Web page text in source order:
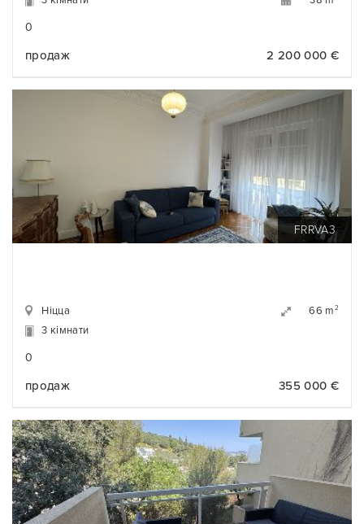
0
продаж 2 200 000 €
FRRVA3
Ніцца 66 m 2
3 кімнати
0
продаж 355 000 €